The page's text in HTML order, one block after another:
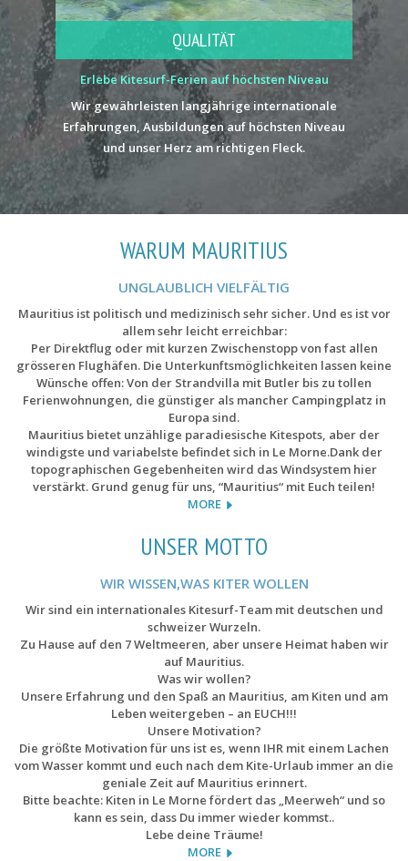
QUALITÄT
Erlebe Kitesurf-Ferien auf höchsten Niveau
Wir gewährleisten langjährige internationale
Erfahrungen, Ausbildungen auf höchsten Niveau
und unser Herz am richtigen Fleck.
WARUM MAURITIUS
UNGLAUBLICH VIELFÄLTIG
Mauritius ist politisch und medizinisch sehr sicher. Und es ist vor
allem sehr leicht erreichbar:
Per Direktflug oder mit kurzen Zwischenstopp von fast allen
grösseren Flughäfen. Die Unterkunftsmöglichkeiten lassen keine
Wünsche offen: Von der Strandvilla mit Butler bis zu tollen
Ferienwohnungen, die günstiger als mancher Campingplatz in
Europa sind.
Mauritius bietet unzählige paradiesische Kitespots, aber der
windigste und variabelste befindet sich in Le Morne.Dank der
topographischen Gegebenheiten wird das Windsystem hier
verstärkt. Grund genug für uns, “Mauritius“ mit Euch teilen!
MORE
UNSER MOTTO
WIR WISSEN,WAS KITER WOLLEN
Wir sind ein internationales Kitesurf-Team mit deutschen und
schweizer Wurzeln.
Zu Hause auf den 7 Weltmeeren, aber unsere Heimat haben wir
auf Mauritius.
Was wir wollen?
Unsere Erfahrung und den Spaß an Mauritius, am Kiten und am
Leben weitergeben – an EUCH!!!
Unsere Motivation?
Die größte Motivation für uns ist es, wenn IHR mit einem Lachen
vom Wasser kommt und euch nach dem Kite-Urlaub immer an die
geniale Zeit auf Mauritius erinnert.
Bitte beachte: Kiten in Le Morne fördert das „Meerweh“ und so
kann es sein, dass Du immer wieder kommst..
Lebe deine Träume!
MORE